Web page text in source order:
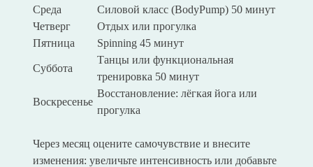
Среда
Силовой класс (BodyPump) 50 минут
Четверг
Отдых или прогулка
Пятница
Spinning 45 минут
Суббота
Танцы или функциональная
тренировка 50 минут
Воскресенье
Восстановление: лёгкая йога или
прогулка
Через месяц оцените самочувствие и внесите
изменения: увеличьте интенсивность или добавьте